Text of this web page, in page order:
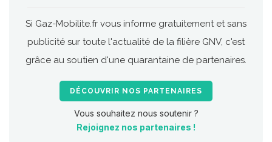
Si Gaz-Mobilite.fr vous informe gratuitement et sans
publicité sur toute l'actualité de la filière GNV, c'est
grâce au soutien d'une quarantaine de partenaires.
DÉCOUVRIR NOS PARTENAIRES
Vous souhaitez nous soutenir ?
Rejoignez nos partenaires !